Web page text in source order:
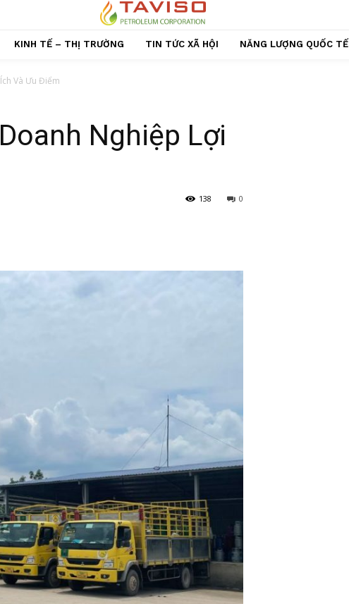
KINH TẾ – THỊ TRƯỜNG TIN TỨC XÃ HỘI NĂNG LƯỢNG QUỐC TẾ
Và Ưu Điểm
Nghiệp Lợi
0
138